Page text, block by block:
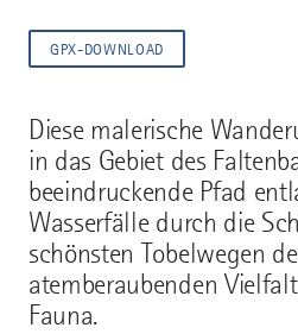
Diese malerische
in das Gebiet des
beeindruckende Pfad
Wasserfälle durch die
schönsten Tobelwegen
atemberaubenden
Fauna.
GPX-DOWNLOAD